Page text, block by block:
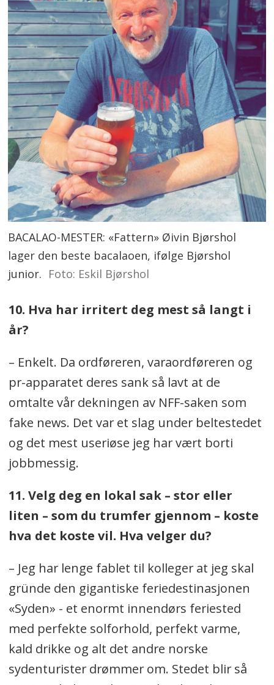
BACALAO-MESTER: «Fattern» Øivin Bjørshol
lager den beste bacalaoen, ifølge Bjørshol
junior. Foto: Eskil Bjørshol
10. Hva har irritert deg mest så langt i
år?
– Enkelt. Da ordføreren, varaordføreren og
pr-apparatet deres sank så lavt at de
omtalte vår dekningen av NFF-saken som
fake news. Det var et slag under beltestedet
og det mest useriøse jeg har vært borti
jobbmessig.
11. Velg deg en lokal sak – stor eller
liten – som du trumfer gjennom – koste
hva det koste vil. Hva velger du?
– Jeg har lenge fablet til kolleger at jeg skal
gründe den gigantiske feriedestinasjonen
«Syden» - et enormt innendørs feriested
med perfekte solforhold, perfekt varme,
kald drikke og alt det andre norske
sydenturister drømmer om. Stedet blir så